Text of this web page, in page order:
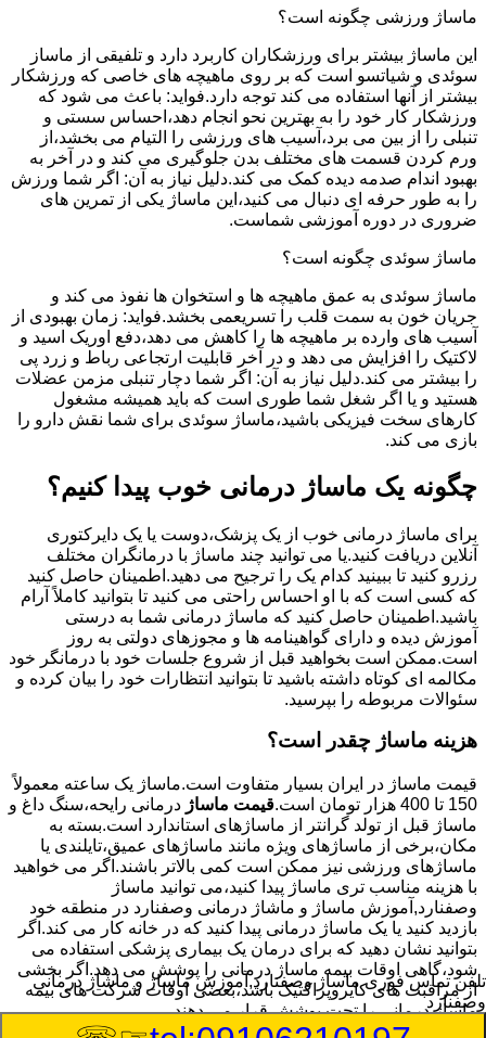
ماساژ ورزشی چگونه است؟
این ماساژ بیشتر برای ورزشکاران کاربرد دارد و تلفیقی از ماساز
سوئدی و شیاتسو است که بر روی ماهیچه های خاصی که ورزشکار
بیشتر از آنها استفاده می کند توجه دارد.فواید: باعث می شود که
ورزشکار کار خود را به بهترین نحو انجام دهد،احساس سستی و
تنبلی را از بین می برد،آسیب های ورزشی را التیام می بخشد،از
ورم کردن قسمت های مختلف بدن جلوگیری می کند و در آخر به
بهبود اندام صدمه دیده کمک می کند.دلیل نیاز به آن: اگر شما ورزش
را به طور حرفه ای دنبال می کنید،این ماساژ یکی از تمرین های
ضروری در دوره آموزشی شماست.
ماساژ سوئدی چگونه است؟
ماساژ سوئدی به عمق ماهیچه ها و استخوان ها نفوذ می کند و
جریان خون به سمت قلب را تسریعمی بخشد.فواید: زمان بهبودی از
آسیب های وارده بر ماهیچه ها را کاهش می دهد،دفع اوریک اسید و
لاکتیک را افزایش می دهد و در آخر قابلیت ارتجاعی رباط و زرد پی
را بیشتر می کند.دلیل نیاز به آن: اگر شما دچار تنبلی مزمن عضلات
هستید و یا اگر شغل شما طوری است که باید همیشه مشغول
کارهای سخت فیزیکی باشید،ماساژ سوئدی برای شما نقش دارو را
بازی می کند.
چگونه یک ماساژ درمانی خوب پیدا کنیم؟
برای ماساژ درمانی خوب از یک پزشک،دوست یا یک دایرکتوری
آنلاین دریافت کنید.یا می توانید چند ماساژ با درمانگران مختلف
رزرو کنید تا ببینید کدام یک را ترجیح می دهید.اطمینان حاصل کنید
که کسی است که با او احساس راحتی می کنید تا بتوانید کاملاً آرام
باشید.اطمینان حاصل کنید که ماساژ درمانی شما به درستی
آموزش دیده و دارای گواهینامه ها و مجوزهای دولتی به روز
است.ممکن است بخواهید قبل از شروع جلسات خود با درمانگر خود
مکالمه ای کوتاه داشته باشید تا بتوانید انتظارات خود را بیان کرده و
سئوالات مربوطه را بپرسید.
هزینه ماساژ چقدر است؟
قیمت ماساژ در ایران بسیار متفاوت است.ماساژ یک ساعته معمولاً
150 تا 400 هزار تومان است.
قیمت ماساژ درمانی رایحه،سنگ داغ و
ماساژ قبل از تولد گرانتر از ماساژهای استاندارد است.بسته به
مکان،برخی از ماساژهای ویژه مانند ماساژهای عمیق،تایلندی یا
ماساژهای ورزشی نیز ممکن است کمی بالاتر باشند.اگر می خواهید
با هزینه مناسب تری ماساژ پیدا کنید،می توانید ماساژ
وصفنارد,آموزش ماساژ و ماشاژ درمانی وصفنارد در منطقه خود
بازدید کنید یا یک ماساژ درمانی پیدا کنید که در خانه کار می کند.اگر
بتوانید نشان دهید که برای درمان یک بیماری پزشکی استفاده می
شود،گاهی اوقات بیمه ماساژ درمانی را پوشش می دهد.اگر بخشی
از مراقبت های کایروپراکتیک باشد،بعضی اوقات شرکت های بیمه
ماساژ درمانی را تحت پوشش قرار می دهند.
تلفن تماس فوریماساژ وصفنارد,آموزش ماساژ و ماشاژ درمانی
وصفنارد